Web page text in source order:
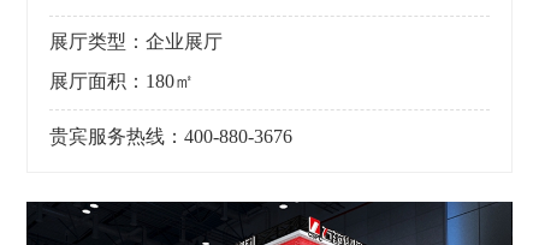
展厅类型：企业展厅
展厅面积：180㎡
贵宾服务热线：400-880-3676